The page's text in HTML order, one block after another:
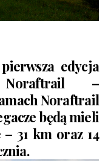
edycja
–
Noraftrail
będą mieli
31 km oraz 14